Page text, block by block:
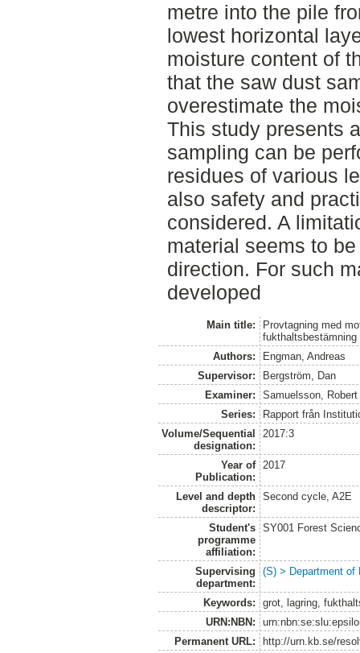
metre into the pile
lowest horizontal
moisture content of
that the saw dust
overestimate the
This study presents
sampling can be
residues of various
also safety and
considered. A
material seems to
direction. For such
developed
Main title:
Provtagning med
Authors:
Engman, Andreas
Supervisor:
Bergström, Dan
Examiner:
Samuelsson, Robert
Series:
Rapport från
Volume/Sequential
designation:
2017:3
Year of
Publication:
2017
Level and depth
descriptor:
Second cycle, A2E
Student's
programme
affiliation:
SY001 Forest
Supervising
department:
(S) > Department of
Keywords:
grot, lagring,
URN:NBN:
Permanent URL:
http://urn.kb.se/